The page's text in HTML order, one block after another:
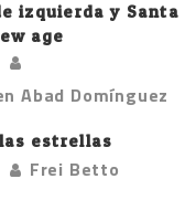
izquierda y Santa
age
Abad Domínguez
estrellas
Frei Betto